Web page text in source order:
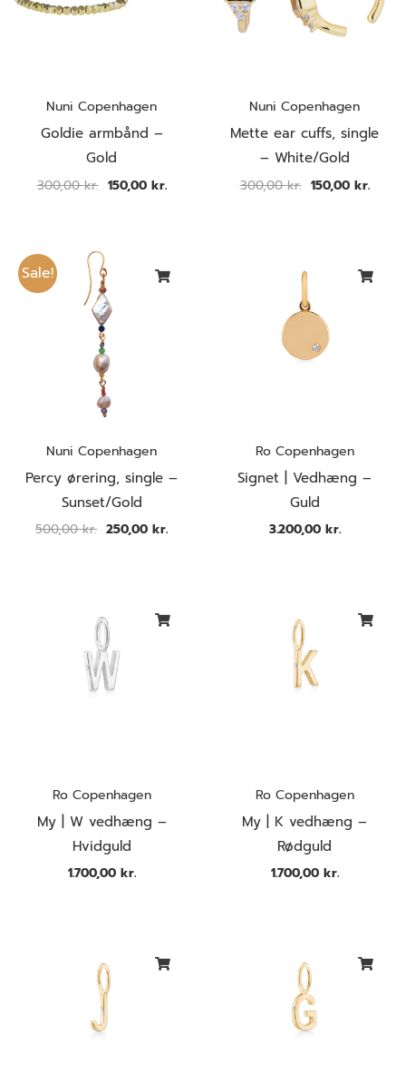
Nuni Copenhagen
Goldie armbånd –
Gold
300,00kr. 150,00 kr.
Nuni Copenhagen
Mette ear cuffs, single
– White/Gold
300,00kr. 150,00 kr.
Sale!
Nuni Copenhagen
Percy ørering, single –
Sunset/Gold
500,00kr.
Den
oprindelige
pris
var:
500,00 kr..
250,00 kr.
aktuelle
pris
Ro Copenhagen
Signet | Vedhæng –
Guld
3.200,00 kr.
Ro Copenhagen
My | W vedhæng –
Hvidguld
1.700,00 kr.
Ro Copenhagen
My | K vedhæng –
Rødguld
1.700,00 kr.